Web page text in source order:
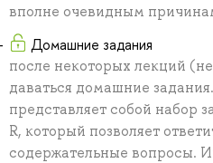
вполне очевидным
Домашние задания
после некоторых лекций
даваться домашние
представляет собой набор
R, который позволяет
содержательные вопросы.